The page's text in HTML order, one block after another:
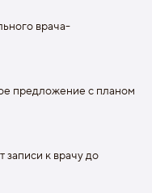
врача-
предложение с планом
к врачу до